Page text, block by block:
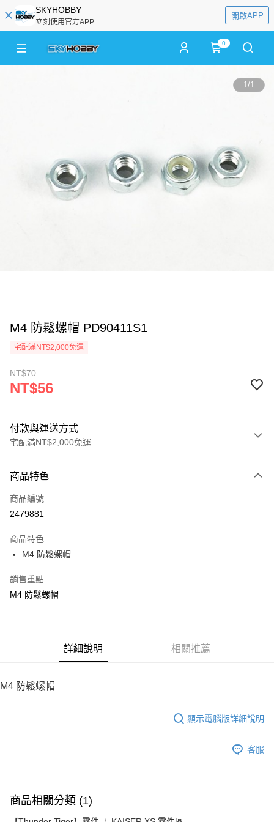
SKYHOBBY
立刻使用官方APP
開啟APP
0
1/1
M4 防鬆螺帽 PD90411S1
宅配滿NT$2,000免運
NT$70
NT$56
付款與運送方式
宅配滿NT$2,000免運
信用卡一次付款
LINE Pay
街口支付
悠遊付
ATM付款
每筆NT$100，滿NT$2,000(含以上)免運費
商品特色
商品編號
2479881
商品特色
M4 防鬆螺帽
銷售重點
M4 防鬆螺帽
詳細說明 相關推薦
M4 防鬆螺帽
顯示電腦版詳細說明
客服
商品相關分類 (1)